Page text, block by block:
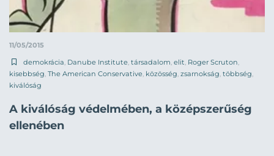
11/05/2015
demokrácia, Danube Institute, társadalom, elit, Roger Scruton,
kisebbség, The American Conservative, közösség, zsarnokság, többség,
kiválóság
A kiválóság védelmében, a középszerűség
ellenében